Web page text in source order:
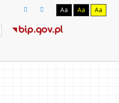
Aa Aa Aa